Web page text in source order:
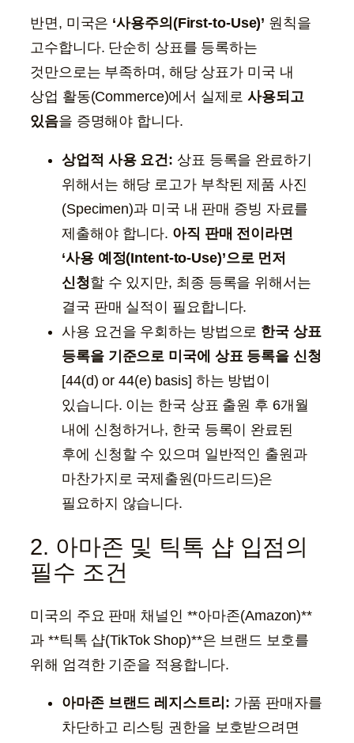
반면, 미국은 ‘사용주의(First-to-Use)’ 원칙을
고수합니다. 단순히 상표를 등록하는
것만으로는 부족하며, 해당 상표가 미국 내
상업 활동(Commerce)에서 실제로 사용되고
있음을 증명해야 합니다.
상업적 사용 요건: 상표 등록을 완료하기
위해서는 해당 로고가 부착된 제품 사진
(Specimen)과 미국 내 판매 증빙 자료를
제출해야 합니다. 아직 판매 전이라면
‘사용 예정(Intent-to-Use)’으로 먼저
신청할 수 있지만, 최종 등록을 위해서는
결국 판매 실적이 필요합니다.
사용 요건을 우회하는 방법으로 한국 상표
등록을 기준으로 미국에 상표 등록을 신청
[44(d) or 44(e) basis] 하는 방법이
있습니다. 이는 한국 상표 출원 후 6개월
내에 신청하거나, 한국 등록이 완료된
후에 신청할 수 있으며 일반적인 출원과
마찬가지로 국제출원(마드리드)은
필요하지 않습니다.
2. 아마존 및 틱톡 샵 입점의
필수 조건
미국의 주요 판매 채널인 **아마존(Amazon)**
과 **틱톡 샵(TikTok Shop)**은 브랜드 보호를
위해 엄격한 기준을 적용합니다.
아마존 브랜드 레지스트리: 가품 판매자를
차단하고 리스팅 권한을 보호받으려면